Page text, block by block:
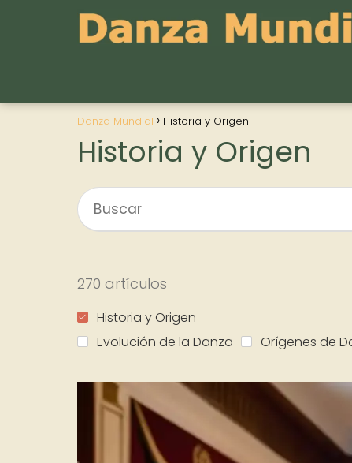
Danza Mundial Historia y Origen
Historia y Origen
270 artículos
Historia y Origen
Evolución de la Danza
Orígenes de